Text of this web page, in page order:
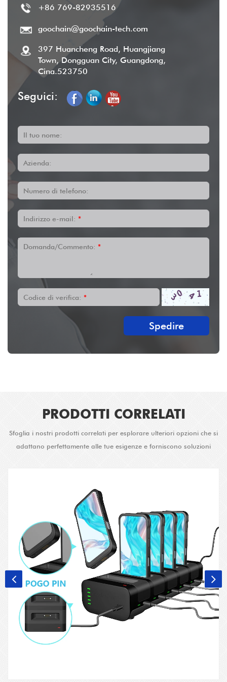
+86 769-82935516
goochain@goochain-tech.com
397 Huancheng Road, Huangjiang
Town, Dongguan City, Guangdong,
Cina.523750
Seguici:
Il tuo nome:
Azienda:
Numero di telefono:
Indirizzo e-mail: *
Domanda/Commento: *
Codice di verifica: *
Spedire
PRODOTTI CORRELATI
Sfoglia i nostri prodotti correlati per esplorare ulteriori opzioni che si
adattano perfettamente alle tue esigenze e forniscono soluzioni